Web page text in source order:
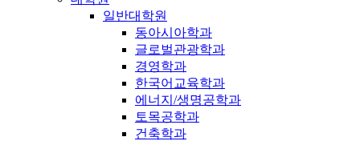
일반대학원
동아시아학과
글로벌관광학과
경영학과
한국어교육학과
에너지/생명공학과
토목공학과
건축학과